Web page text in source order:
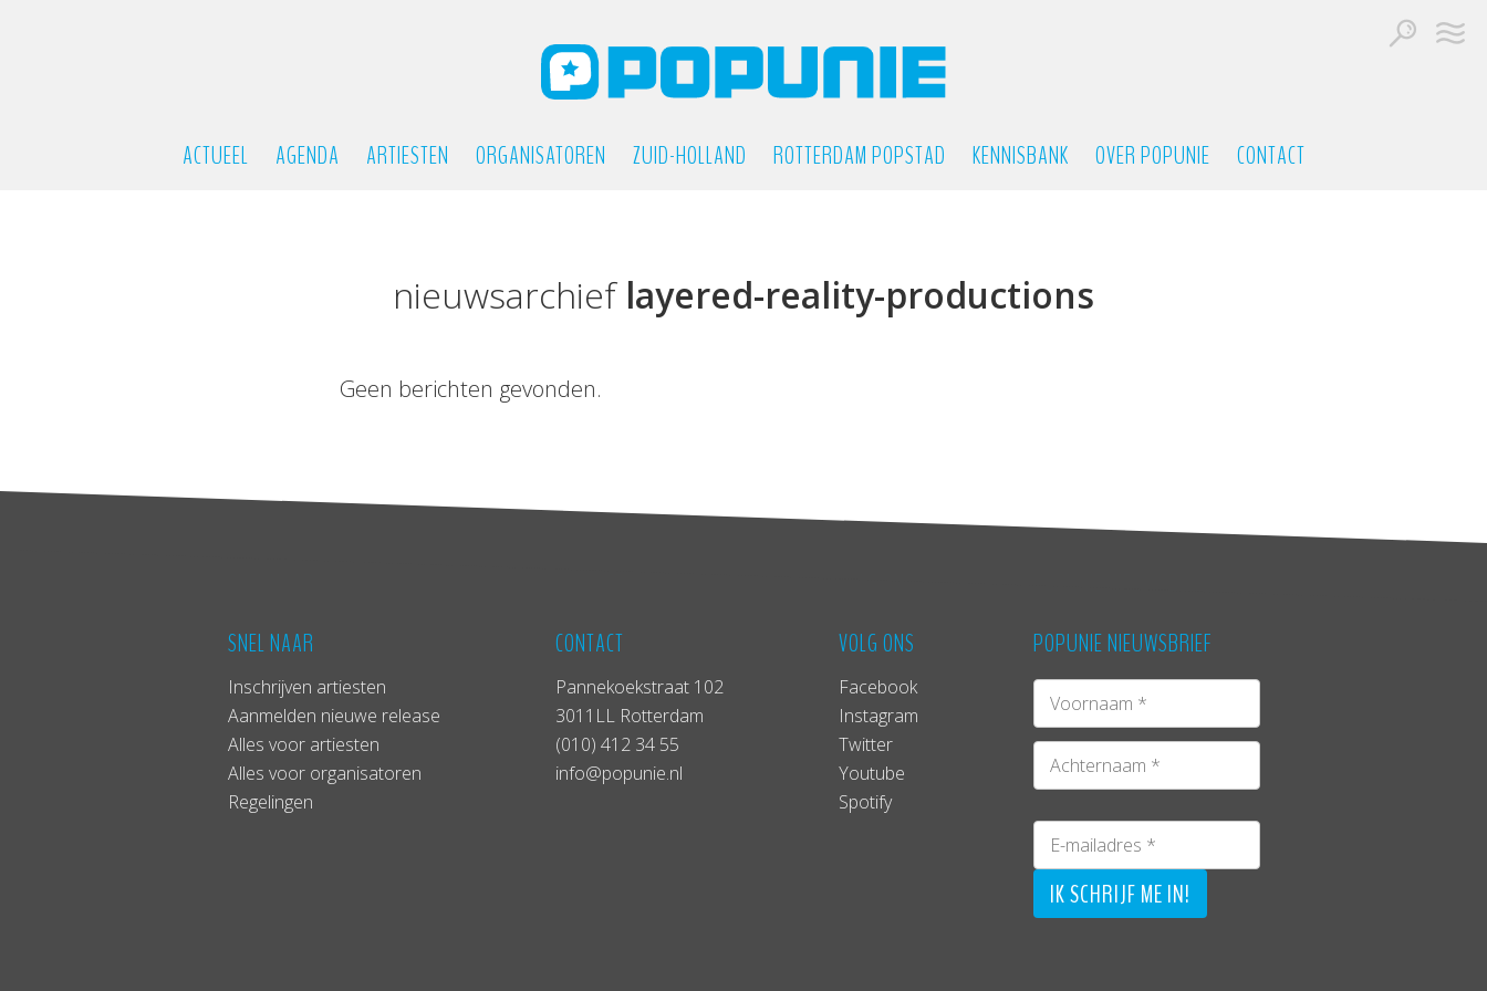
ACTUEEL AGENDA ARTIESTEN ORGANISATOREN ZUID-HOLLAND ROTTERDAM POPSTAD KENNISBANK OVER POPUNIE CONTACT
nieuwsarchief layered-reality-productions
Geen berichten gevonden.
SNEL NAAR
Inschrijven artiesten
Aanmelden nieuwe release
Alles voor artiesten
Alles voor organisatoren
Regelingen
CONTACT
Pannekoekstraat 102
3011LL Rotterdam
(010) 412 34 55
info@popunie.nl
VOLG ONS
Facebook
Instagram
Twitter
Youtube
Spotify
POPUNIE NIEUWSBRIEF